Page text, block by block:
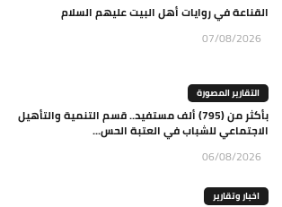
القناعة في روايات أهل البيت عليهم السلام
07/08/2026
التقارير المصورة
بأكثر من (795) ألف مستفيد.. قسم التنمية والتأهيل
الاجتماعي للشباب في العتبة الحس...
06/08/2026
اخبار وتقارير